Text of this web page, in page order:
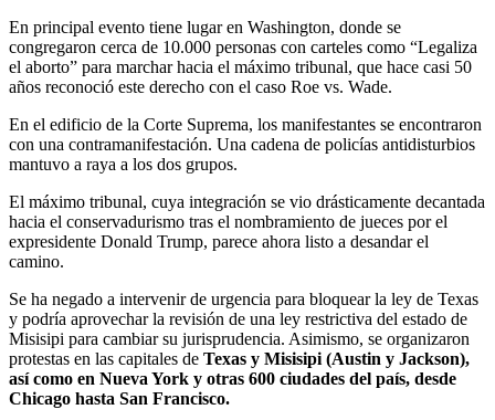
En principal evento tiene lugar en Washington, donde se
congregaron cerca de 10.000 personas con carteles como “Legaliza
el aborto” para marchar hacia el máximo tribunal, que hace casi 50
años reconoció este derecho con el caso Roe vs. Wade.
En el edificio de la Corte Suprema, los manifestantes se encontraron
con una contramanifestación. Una cadena de policías antidisturbios
mantuvo a raya a los dos grupos.
El máximo tribunal, cuya integración se vio drásticamente decantada
hacia el conservadurismo tras el nombramiento de jueces por el
expresidente Donald Trump, parece ahora listo a desandar el
camino.
Se ha negado a intervenir de urgencia para bloquear la ley de Texas
y podría aprovechar la revisión de una ley restrictiva del estado de
Misisipi para cambiar su jurisprudencia. Asimismo, se organizaron
protestas en las capitales de Texas y Misisipi (Austin y Jackson),
así como en Nueva York y otras 600 ciudades del país, desde
Chicago hasta San Francisco.